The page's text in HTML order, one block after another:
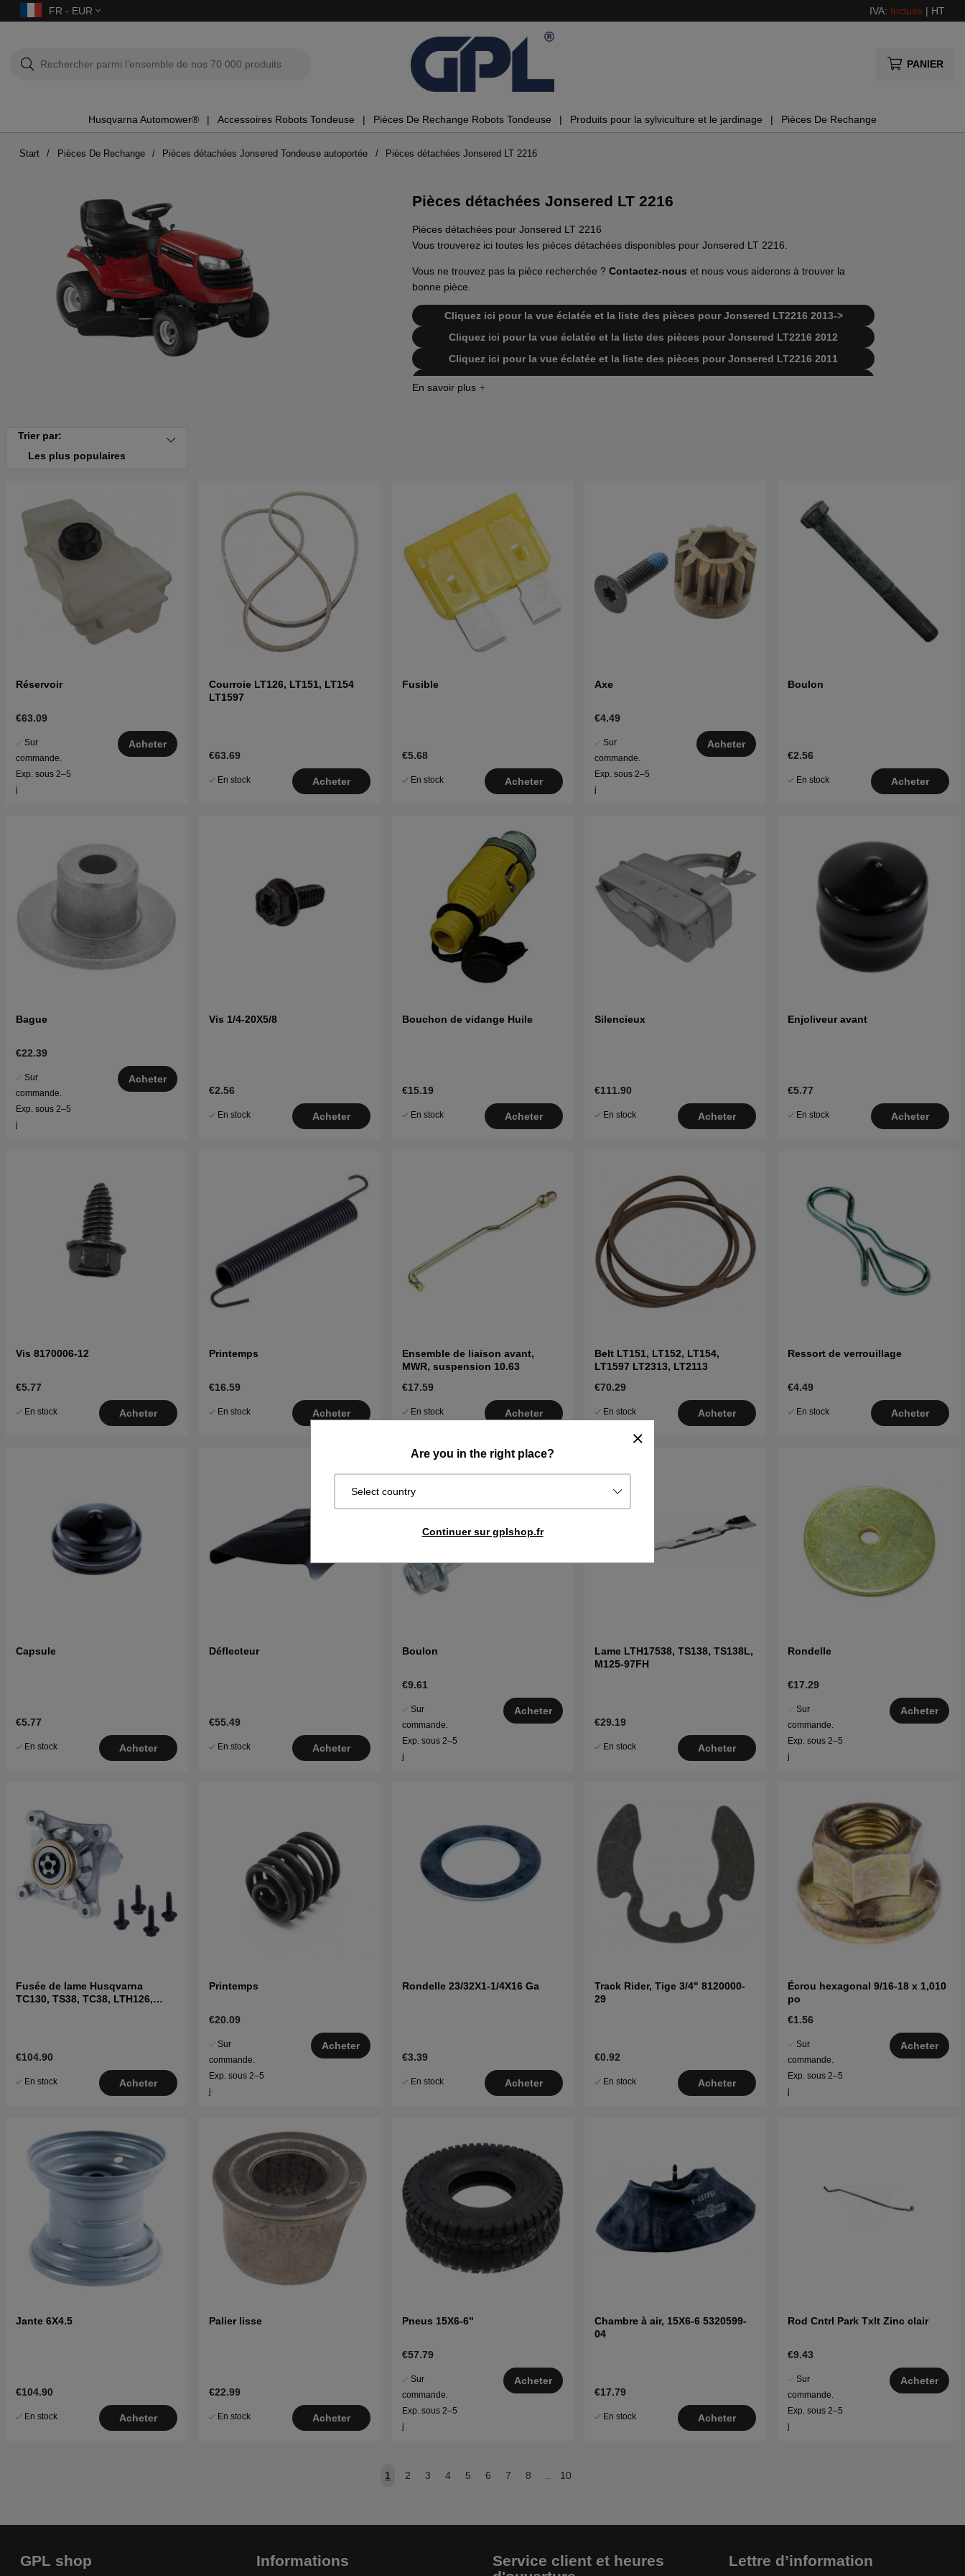
FR - EUR IVA: Incluse | HT
PANIER
Husqvarna Automower® Accessoires Robots Tondeuse Pièces De Rechange Robots Tondeuse Produits pour la sylviculture et le jardinage Pièces De Rechange
Are you in the right place?
Select country
Continuer sur gplshop.fr
Start Pièces De Rechange Pièces détachées Jonsered Tondeuse autoportée Pièces détachées Jonsered LT 2216
Pièces détachées Jonsered LT 2216
Pièces détachées pour Jonsered LT 2216
Vous trouverez ici toutes les pièces détachées disponibles pour Jonsered LT 2216.
Vous ne trouvez pas la pièce recherchée ? Contactez-nous et nous vous aiderons à trouver la
bonne pièce.
Cliquez ici pour la vue éclatée et la liste des pièces pour Jonsered LT2216 2013->
Cliquez ici pour la vue éclatée et la liste des pièces pour Jonsered LT2216 2012
Cliquez ici pour la vue éclatée et la liste des pièces pour Jonsered LT2216 2011
Trier par:
Les plus populaires
Réservoir
€63.09
Sur
commande.
Exp. sous 2–5
j
Acheter
Courroie LT126, LT151, LT154
LT1597
€63.69
En stock Acheter
Fusible
€5.68
En stock Acheter
Axe
€4.49
Sur
commande.
Exp. sous 2–5
j
Acheter
Boulon
€2.56
En stock Acheter
Bague
€22.39
Sur
commande.
Exp. sous 2–5
j
Acheter
Vis 1/4-20X5/8
€2.56
En stock Acheter
Bouchon de vidange Huile
€15.19
En stock Acheter
Silencieux
€111.90
En stock Acheter
Enjoliveur avant
€5.77
En stock Acheter
Vis 8170006-12
€5.77
En stock Acheter
Printemps
€16.59
En stock Acheter
Ensemble de liaison avant,
MWR, suspension 10.63
€17.59
En stock Acheter
Belt LT151, LT152, LT154,
LT1597 LT2313, LT2113
€70.29
En stock Acheter
Ressort de verrouillage
€4.49
En stock Acheter
Capsule
€5.77
En stock Acheter
Déflecteur
€55.49
En stock Acheter
Boulon
€9.61
Sur
commande.
Exp. sous 2–5
j
Acheter
Lame LTH17538, TS138, TS138L,
M125-97FH
€29.19
En stock Acheter
Rondelle
€17.29
Sur
commande.
Exp. sous 2–5
j
Acheter
Fusée de lame Husqvarna
TC130, TS38, TC38, LTH126,
€104.90
En stock Acheter
Printemps
€20.09
Sur
commande.
Exp. sous 2–5
j
Acheter
Rondelle 23/32X1-1/4X16 Ga
€3.39
En stock Acheter
Track Rider, Tige 3/4" 8120000-
29
€0.92
En stock Acheter
Écrou hexagonal 9/16-18 x 1,010
po
€1.56
Sur
commande.
Exp. sous 2–5
j
Acheter
Jante 6X4.5
€104.90
En stock Acheter
Palier lisse
€22.99
En stock Acheter
Pneus 15X6-6"
€57.79
Sur
commande.
Exp. sous 2–5
j
Acheter
Chambre à air, 15X6-6 5320599-
04
€17.79
En stock Acheter
Rod Cntrl Park Txlt Zinc clair
€9.43
Sur
commande.
Exp. sous 2–5
j
Acheter
1 2 3 4 5 6 7 8 10
GPL shop Informations
Service client et heures
Lettre d’information